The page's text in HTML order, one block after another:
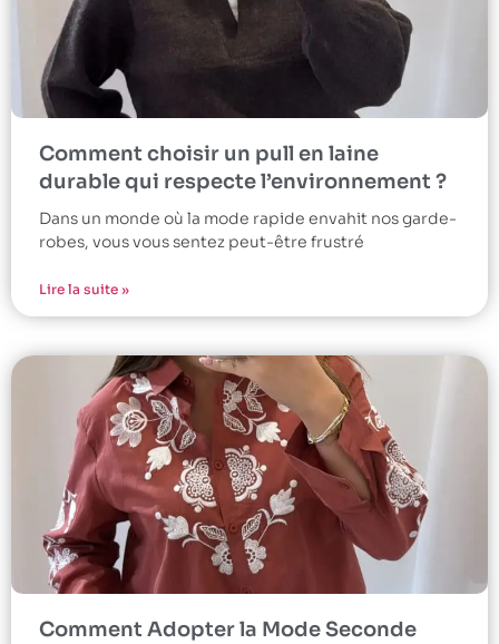
Comment choisir un pull en laine
durable qui respecte l’environnement ?
Dans un monde où la mode rapide envahit nos garde-
robes, vous vous sentez peut-être frustré
Lire la suite »
Comment Adopter la Mode Seconde